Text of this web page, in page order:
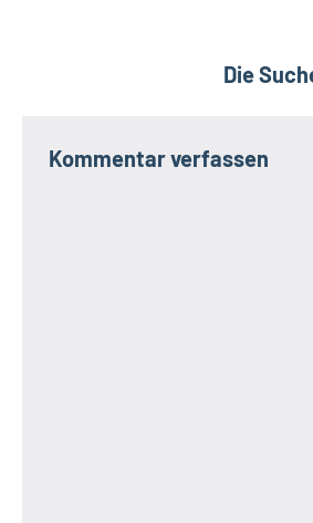
Die
Kommentar verfassen